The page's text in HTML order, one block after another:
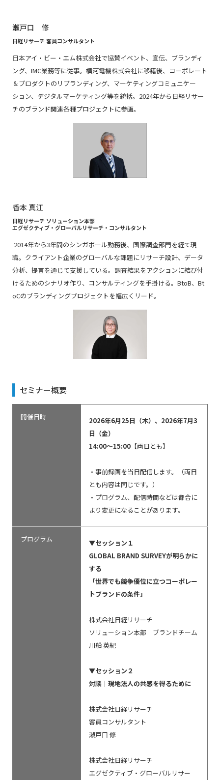
瀬戸口 修
日経リサーチ 客員コンサルタント
日本アイ・ビー・エム株式会社で協賛イベント、宣伝、ブランディ
ング、IMC業務等に従事。横河電機株式会社に移籍後、コーポレート
＆プロダクトのリブランディング、マーケティングコミュニケー
ション、デジタルマーケティング等を統括。2024年から日経リサー
チのブランド関連各種プロジェクトに参画。
香本 真江
日経リサーチ ソリューション本部
エグゼクティブ・グローバルリサーチ・コンサルタント
2014年から3年間のシンガポール勤務後、国際調査部門を経て現
職。クライアント企業のグローバルな課題にリサーチ設計、データ
分析、提言を通じて支援している。調査結果をアクションに結び付
けるためのシナリオ作り、コンサルティングを手掛ける。BtoB、Bt
oCのブランディングプロジェクトを幅広くリード。
セミナー概要
開催日時 2026年6月25日（木）、 2026年7月3
日（金）
14:00～15:00 【両日とも】
・事前録画を当日配信します。（両日
とも内容は同じです。）
・プログラム、配信時間などは都合に
より変更になることがあります。
プログラム
▼セッション１
GLOBAL BRAND SURVEYが明らかに
する
「世界でも競争優位に立つコーポレー
トブランドの条件」
株式会社日経リサーチ
ソリューション本部 ブランドチーム
川船 英紀
▼セッション２
対談｜現地法人の共感を得るために
株式会社日経リサーチ
客員コンサルタント
瀬戸口 修
株式会社日経リサーチ
エグゼクティブ・グローバルリサー